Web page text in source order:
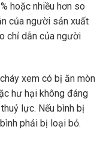
hoặc nhiều hơn so
của người sản xuất
chỉ dẫn của người
xem có bị ăn mòn
hư hại không đáng
lực. Nếu bình bị
phải bị loại bỏ.